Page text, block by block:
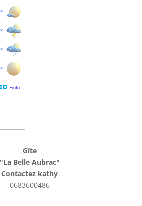
Gîte
"La Belle Aubrac"
Contactez kathy
0683600486